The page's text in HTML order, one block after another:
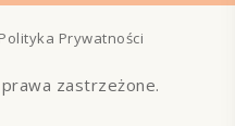
Polityka Prywatności
zastrzeżone.